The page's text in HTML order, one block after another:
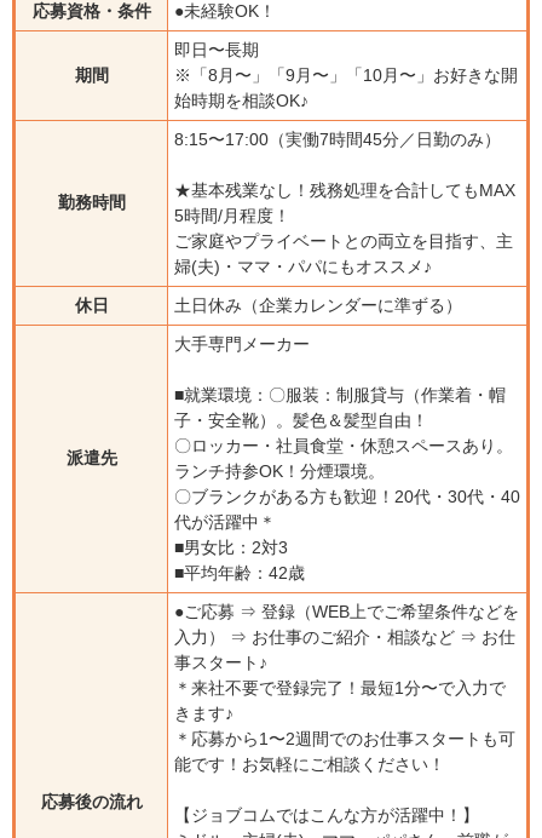
応募資格・条件
●未経験OK！
期間
即日〜長期
※「8月〜」「9月〜」「10月〜」お好きな開
始時期を相談OK♪
勤務時間
8:15〜17:00（実働7時間45分／日勤のみ）
★基本残業なし！残務処理を合計してもMAX
5時間/月程度！
ご家庭やプライベートとの両立を目指す、主
婦(夫)・ママ・パパにもオススメ♪
休日
土日休み（企業カレンダーに準ずる）
派遣先
大手専門メーカー
■就業環境：〇服装：制服貸与（作業着・帽
子・安全靴）。髪色＆髪型自由！
〇ロッカー・社員食堂・休憩スペースあり。
ランチ持参OK！分煙環境。
〇ブランクがある方も歓迎！20代・30代・40
代が活躍中＊
■男女比：2対3
■平均年齢：42歳
応募後の流れ
●ご応募 ⇒ 登録（WEB上でご希望条件などを
入力） ⇒ お仕事のご紹介・相談など ⇒ お仕
事スタート♪
＊来社不要で登録完了！最短1分〜で入力で
きます♪
＊応募から1〜2週間でのお仕事スタートも可
能です！お気軽にご相談ください！
【ジョブコムではこんな方が活躍中！】